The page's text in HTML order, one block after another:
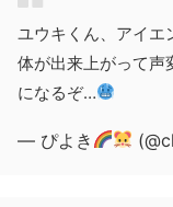
ユウキくん、アイエ
体が出来上がって
になるぞ…
— ぴよき